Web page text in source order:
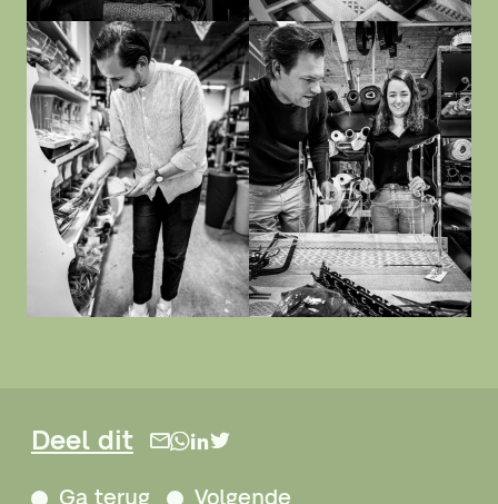
Deel dit
Ga terug Volgende